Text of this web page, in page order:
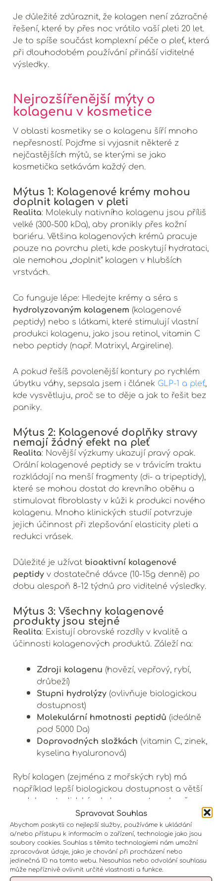
Spravovat Souhlas
Abychom poskytli co nejlepší služby, používáme k ukládání
a/nebo přístupu k informacím o zařízení, technologie jako jsou
soubory cookies. Souhlas s těmito technologiemi nám umožní
zpracovávat údaje, jako je chování při procházení nebo
jedinečná ID na tomto webu. Nesouhlas nebo odvolání souhlasu
může nepříznivě ovlivnit určité vlastnosti a funkce.
Je důležité zdůraznit, že kolagen není zázračné
řešení, které by přes noc vrátilo vaší pleti 20 let.
Je to spíše součást komplexní péče o pleť, která
při dlouhodobém používání přináší viditelné
výsledky.
Nejrozšířenější mýty o
kolagenu v kosmetice
V oblasti kosmetiky se o kolagenu šíří mnoho
nepřesností. Pojďme si vyjasnit některé z
nejčastějších mýtů, se kterými se jako
kosmetička setkávám každý den.
Mýtus 1: Kolagenové krémy mohou
doplnit kolagen v pleti
Realita: Molekuly nativního kolagenu jsou příliš
velké (300-500 kDa), aby pronikly přes kožní
bariéru. Většina kolagenových krémů pracuje
pouze na povrchu pleti, kde poskytují hydrataci,
ale nemohou „doplnit“ kolagen v hlubších
vrstvách.
Co funguje lépe: Hledejte krémy a séra s
hydrolyzovaným kolagenem (kolagenové
peptidy) nebo s látkami, které stimulují vlastní
produkci kolagenu, jako jsou retinol, vitamin C
nebo peptidy (např. Matrixyl, Argireline).
A pokud řešíš povolenější kontury po rychlém
úbytku váhy, sepsala jsem i článek GLP-1 a pleť,
kde vysvětluju, proč se to děje a jak to řešit bez
paniky.
Mýtus 2: Kolagenové doplňky stravy
nemají žádný efekt na pleť
Realita: Novější výzkumy ukazují pravý opak.
Orální kolagenové peptidy se v trávicím traktu
rozkládají na menší fragmenty (di- a tripeptidy),
které se mohou dostat do krevního oběhu a
stimulovat fibroblasty v kůži k produkci nového
kolagenu. Mnoho klinických studií potvrzuje
jejich účinnost při zlepšování elasticity pleti a
redukci vrásek.
Důležité je užívat bioaktivní kolagenové
peptidyv dostatečné dávce (10-15g denně) po
dobu alespoň 8-12 týdnů pro viditelné výsledky.
Mýtus 3: Všechny kolagenové
produkty jsou stejné
Realita: Existují obrovské rozdíly v kvalitě a
účinnosti kolagenových produktů. Záleží na:
Zdroji kolagenu (hovězí, vepřový, rybí,
drůbeží)
Stupni hydrolýzy(ovlivňuje biologickou
dostupnost)
Molekulární hmotnosti peptidů (ideálně
pod 5000 Da)
Doprovodných složkách (vitamin C, zinek,
kyselina hyaluronová)
Rybí kolagen (zejména z mořských ryb) má
například lepší biologickou dostupnost a větší
podobnost s lidským kolagenem typu I než
hovězí kolagen.
Mýtus 4: Kolagen je pouze pro ženy
Realita: Muži ztrácejí kolagen stejným tempem
jako ženy, i když obvykle začínají s vyšší
hustotou kolagenu v kůži. Kolagenové produkty